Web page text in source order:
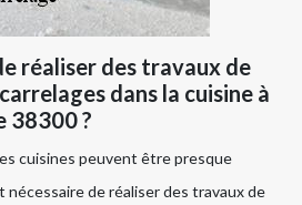
réaliser des travaux de
dans la cuisine à
38300 ?
cuisines peuvent être presque
nécessaire de réaliser des travaux de